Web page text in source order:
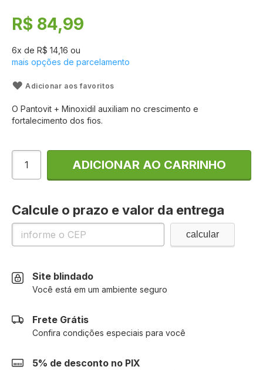
de
imagens
R$ 84,99
6x de R$ 14,16 ou
mais opções de parcelamento
Adicionar aos favoritos
O Pantovit + Minoxidil auxiliam no crescimento e
fortalecimento dos fios.
ADICIONAR AO CARRINHO
Calcule o prazo e valor da entrega
Site blindado
Você está em um ambiente seguro
Frete Grátis
Confira condições especiais para você
5% de desconto no PIX